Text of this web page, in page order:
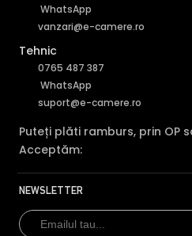
WhatsApp
vanzari@e-camere.ro
Tehnic
0765 487 387
WhatsApp
suport@e-camere.ro
Puteți plăti ramburs, prin OP
Acceptăm:
NEWSLETTER